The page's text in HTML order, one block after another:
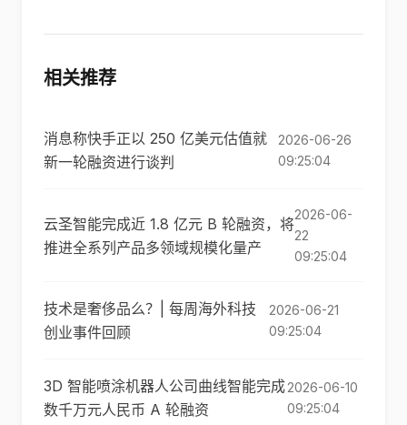
相关推荐
消息称快手正以 250 亿美元估值就
新一轮融资进行谈判
2026-06-26
09:25:04
云圣智能完成近 1.8 亿元 B 轮融资，将
推进全系列产品多领域规模化量产
2026-06-
22
09:25:04
技术是奢侈品么？| 每周海外科技
创业事件回顾
2026-06-21
09:25:04
3D 智能喷涂机器人公司曲线智能完成
数千万元人民币 A 轮融资
2026-06-10
09:25:04